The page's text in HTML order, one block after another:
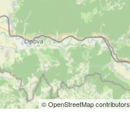
© OpenStreetMap contributors